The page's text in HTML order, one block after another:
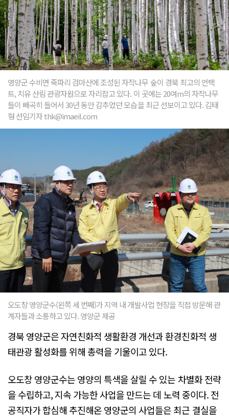
영양군 수비면 죽파리 검마산에 조성된 자작나무 숲이 경북 최고의 언택
트, 치유 산림 관광자원으로 자리잡고 있다. 이 곳에는 20여m의 자작나무
들이 빼곡히 들어서 30년 동안 감추었던 모습을 최근 선보이고 있다. 김태
형 선임기자 thk@imaeil.com
오도창 영양군수(왼쪽 세 번째)가 지역 내 개발사업 현장을 직접 방문해 관
계자들과 소통하고 있다. 영양군 제공
경북 영양군은 자연친화적 생활환경 개선과 환경친화적 생
태관광 활성화를 위해 총력을 기울이고 있다.
오도창 영양군수는 영양의 특색을 살릴 수 있는 차별화 전략
을 수립하고, 지속 가능한 사업을 만드는 데 노력 중이다. 전
공직자가 합심해 추진해온 영양군의 사업들은 최근 결실을